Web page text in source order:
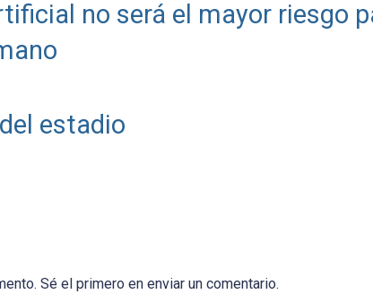
no será el mayor riesgo
estadio
Sé el primero en enviar un comentario.